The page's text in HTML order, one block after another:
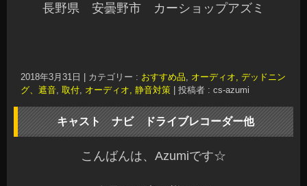
長野県 安曇野市 カーショップアズミ
2018年3月31日 カテゴリー : おすすめ品, オーディオ, デッドニン
グ、遮音, 取付, オーディオ, 静音対策 投稿者 : cs-azumi
キャスト ナビ ドライブレコーダー他
こんばんは、Azumiです☆